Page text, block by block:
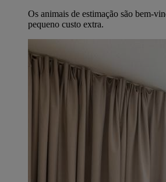
Os animais de estimação são bem-
pequeno custo extra.